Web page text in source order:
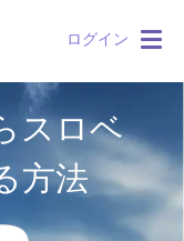
ログイン
スロベ
方法